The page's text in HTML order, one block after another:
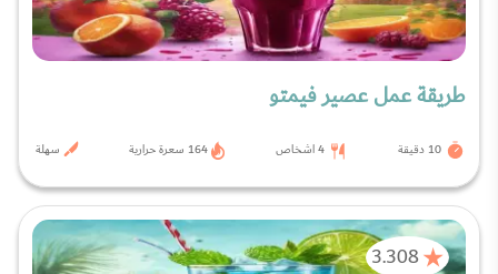
طريقة عمل عصير فيمتو
10 دقيقة 4 اشخاص 164 سعرة حرارية سهلة
3.308